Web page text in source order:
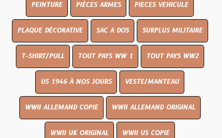
PEINTURE PIÈCES ARMES PIECES VEHICULE
PLAQUE DÉCORATIVE SAC A DOS SURPLUS MILITAIRE
T-SHIRT/PULL TOUT PAYS WW 1 TOUT PAYS WW2
US 1946 À NOS JOURS VESTE/MANTEAU
WWII ALLEMAND COPIE WWII ALLEMAND ORIGINAL
WWII UK ORIGINAL WWII US COPIE